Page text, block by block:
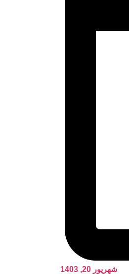
شهریور 20, 1403